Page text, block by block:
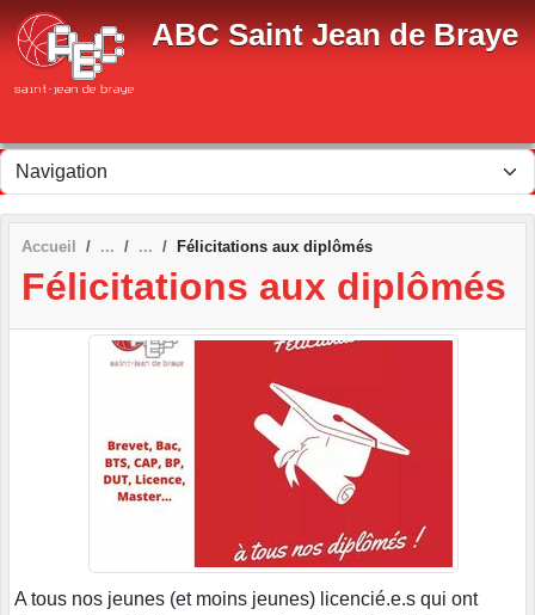
ABC Saint Jean de Braye
Accueil Félicitations aux diplômés
Félicitations aux diplômés
A tous nos jeunes (et moins jeunes) licencié.e.s qui ont
Panneau de gestion des cookies